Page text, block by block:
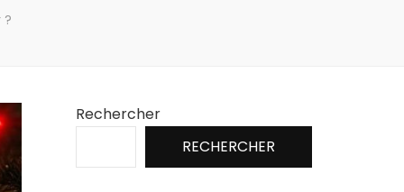
Rechercher
RECHERCHER